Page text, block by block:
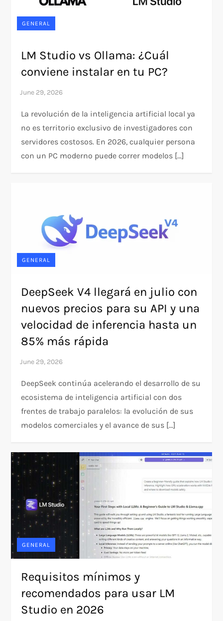
GENERAL
LM Studio vs Ollama: ¿Cuál
conviene instalar en tu PC?
La revolución de la inteligencia artificial local ya
no es territorio exclusivo de investigadores con
servidores costosos. En 2026, cualquier persona
con un PC moderno puede correr modelos […]
GENERAL
DeepSeek V4 llegará en julio con
nuevos precios para su API y una
velocidad de inferencia hasta un
85% más rápida
DeepSeek continúa acelerando el desarrollo de su
ecosistema de inteligencia artificial con dos
frentes de trabajo paralelos: la evolución de sus
modelos comerciales y el avance de sus […]
GENERAL
Requisitos mínimos y
recomendados para usar LM
Studio en 2026